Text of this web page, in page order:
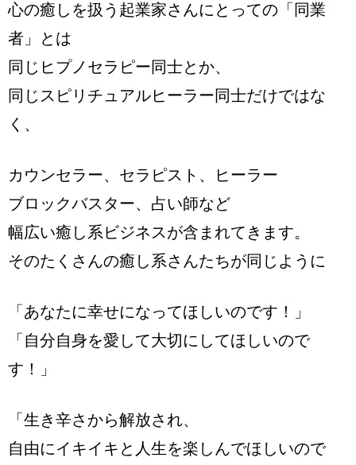
心の癒しを扱う起業家さんにとっての「同業
者」とは
同じヒプノセラピー同士とか、
同じスピリチュアルヒーラー同士だけではな
く、
カウンセラー、セラピスト、ヒーラー
ブロックバスター、占い師など
幅広い癒し系ビジネスが含まれてきます。
そのたくさんの癒し系さんたちが同じように
「あなたに幸せになってほしいのです！」
「自分自身を愛して大切にしてほしいので
す！」
「生き辛さから解放され、
自由にイキイキと人生を楽しんでほしいので